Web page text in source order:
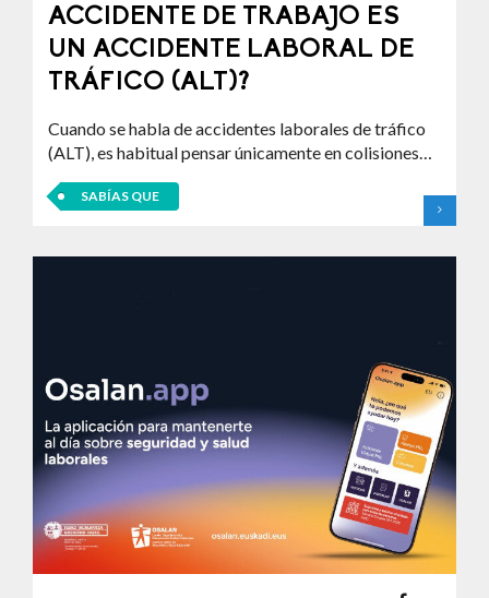
ACCIDENTE DE TRABAJO ES
UN ACCIDENTE LABORAL DE
TRÁFICO (ALT)?
Cuando se habla de accidentes laborales de tráfico
(ALT), es habitual pensar únicamente en colisiones…
SABÍAS QUE